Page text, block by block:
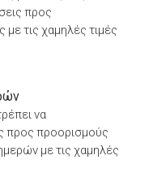
προς
τις χαμηλές τιμές
να
προς προορισμούς
με τις χαμηλές